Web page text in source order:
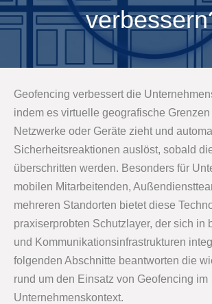
Geofencing verbessert die
indem es virtuelle geografische
Netzwerke oder Geräte zieht und
Sicherheitsreaktionen auslöst, sobald
überschritten werden. Besonders für
mobilen Mitarbeitenden,
mehreren Standorten bietet diese
praxiserprobten Schutzlayer, der sich in
und Kommunikationsinfrastrukturen
folgenden Abschnitte beantworten die
rund um den Einsatz von Geofencing im
Unternehmenskontext.